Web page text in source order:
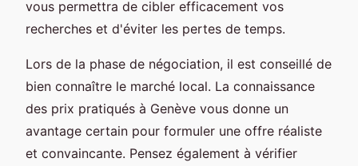
vous permettra de cibler efficacement vos
recherches et d'éviter les pertes de temps.
Lors de la phase de négociation, il est conseillé de
bien connaître le marché local. La connaissance
des prix pratiqués à Genève vous donne un
avantage certain pour formuler une offre réaliste
et convaincante. Pensez également à vérifier